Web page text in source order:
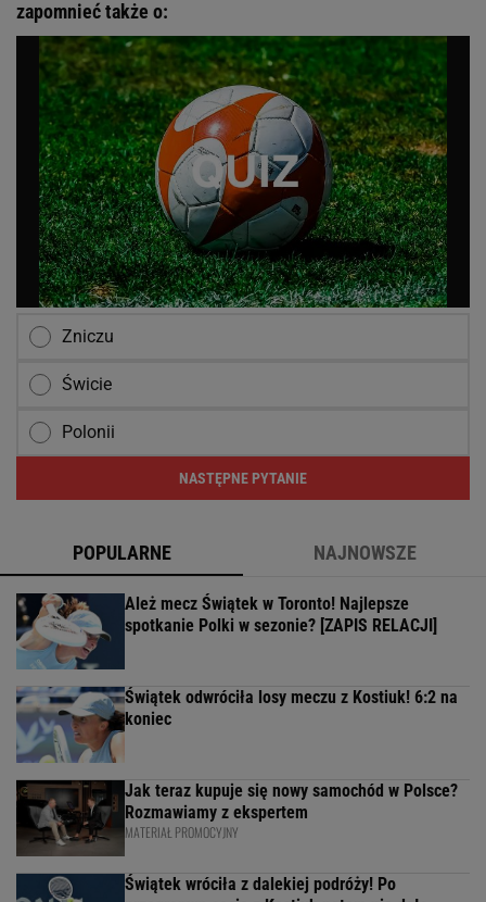
zapomnieć także o:
Zniczu
Świcie
Polonii
NASTĘPNE PYTANIE
POPULARNE NAJNOWSZE
Ależ mecz Świątek w Toronto! Najlepsze
spotkanie Polki w sezonie? [ZAPIS RELACJI]
Świątek odwróciła losy meczu z Kostiuk! 6:2 na
koniec
Jak teraz kupuje się nowy samochód w Polsce?
Rozmawiamy z ekspertem
MATERIAŁ PROMOCYJNY
Świątek wróciła z dalekiej podróży! Po